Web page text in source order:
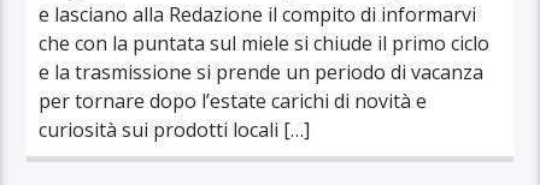
e lasciano alla Redazione il compito di informarvi
che con la puntata sul miele si chiude il primo ciclo
e la trasmissione si prende un periodo di vacanza
per tornare dopo l’estate carichi di novità e
curiosità sui prodotti locali […]